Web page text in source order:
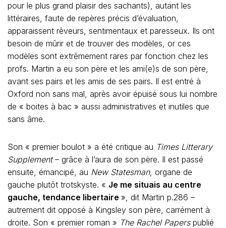
pour le plus grand plaisir des sachants), autant les
littéraires, faute de repères précis d’évaluation,
apparaissent rêveurs, sentimentaux et paresseux. Ils ont
besoin de mûrir et de trouver des modèles, or ces
modèles sont extrêmement rares par fonction chez les
profs. Martin a eu son père et les ami(e)s de son père,
avant ses pairs et les amis de ses pairs. Il est entré à
Oxford non sans mal, après avoir épuisé sous lui nombre
de « boites à bac » aussi administratives et inutiles que
sans âme.
Son « premier boulot » a été critique au Times Litterary
Supplement– grâce à l’aura de son père. Il est passé
ensuite, émancipé, au New Statesman, organe de
gauche plutôt trotskyste. « Je me situais au centre
gauche, tendance libertaire », dit Martin p.286 –
autrement dit opposé à Kingsley son père, carrément à
droite. Son « premier roman » The Rachel Paperspublié